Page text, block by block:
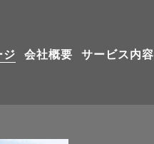
会社概要 サービス内容